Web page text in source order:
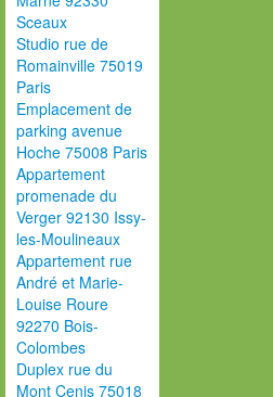
Sceaux
Studio rue de
Romainville 75019
Paris
Emplacement de
parking avenue
Hoche 75008 Paris
Appartement
promenade du
Verger 92130 Issy-
les-Moulineaux
Appartement rue
André et Marie-
Louise Roure
92270 Bois-
Colombes
Duplex rue du
Mont Cenis 75018